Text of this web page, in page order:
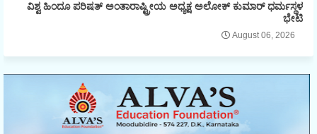
ವಿಶ್ವ ಹಿಂದೂ ಪರಿಷತ್ ಅಂತಾರಾಷ್ಟ್ರೀಯ ಅಧ್ಯಕ್ಷ ಅಲೋಕ್ ಕುಮಾರ್ ಧರ್ಮಸ್ಥಳ
ಭೇಟಿ
August 06, 2026